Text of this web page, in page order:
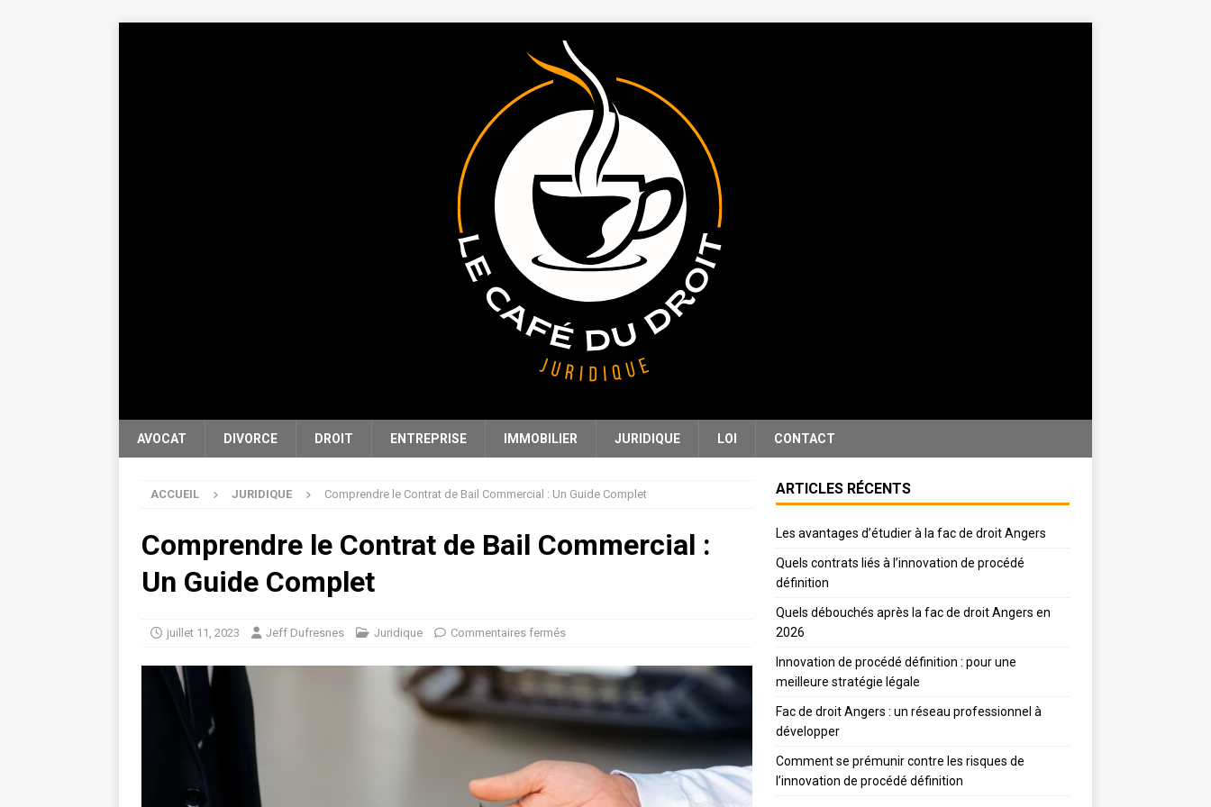
AVOCAT DIVORCE DROIT ENTREPRISE IMMOBILIER JURIDIQUE LOI CONTACT
ACCUEIL JURIDIQUE Comprendre le Contrat de Bail Commercial : Un Guide Complet
Comprendre le Contrat de Bail Commercial :
Un Guide Complet
juillet 11, 2023 Jeff Dufresnes Juridique Commentaires fermés
ARTICLES RÉCENTS
Les avantages d’étudier à la fac de droit Angers
Quels contrats liés à l’innovation de procédé
définition
Quels débouchés après la fac de droit Angers en
2026
Innovation de procédé définition : pour une
meilleure stratégie légale
Fac de droit Angers : un réseau professionnel à
développer
Comment se prémunir contre les risques de
l’innovation de procédé définition